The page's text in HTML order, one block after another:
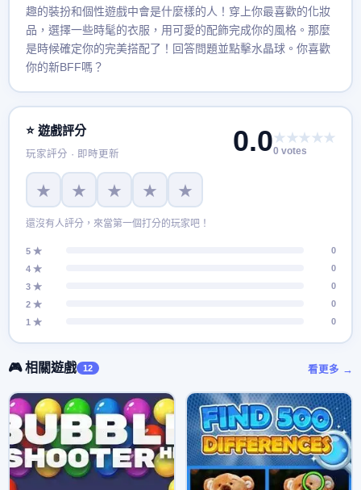
趣的裝扮和個性遊戲中會是什麼樣的人！穿上你最喜歡的化妝
品，選擇一些時髦的衣服，用可愛的配飾完成你的風格。那麼
是時候確定你的完美搭配了！回答問題並點擊水晶球。你喜歡
你的新BFF嗎？
⭐ 遊戲評分
玩家評分 · 即時更新 0.0★★★★★
0 votes
★ ★ ★ ★ ★
還沒有人評分，來當第一個打分的玩家吧！
5 ★
0
4 ★
0
3 ★
0
2 ★
0
1 ★
0
🎮 相關遊戲 12 看更多 →